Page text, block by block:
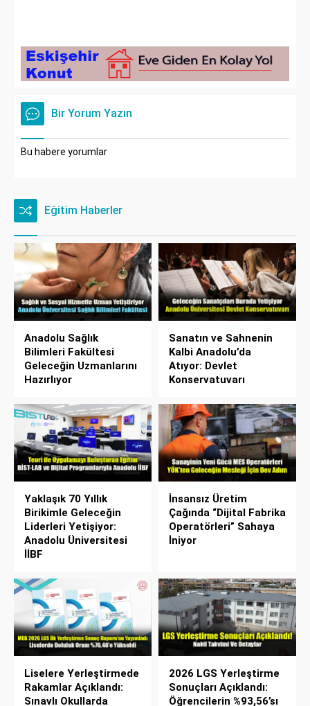
Bir Yorum Yazın
Bu habere yorumlar
Eğitim Haberler
Anadolu Sağlık
Bilimleri Fakültesi
Geleceğin Uzmanlarını
Hazırlıyor
Sanatın ve Sahnenin
Kalbi Anadolu’da
Atıyor: Devlet
Konservatuvarı
Yaklaşık 70 Yıllık
Birikimle Geleceğin
Liderleri Yetişiyor:
Anadolu Üniversitesi
İİBF
İnsansız Üretim
Çağında “Dijital Fabrika
Operatörleri” Sahaya
İniyor
Liselere Yerleştirmede
Rakamlar Açıklandı:
Sınavlı Okullarda
2026 LGS Yerleştirme
Sonuçları Açıklandı:
Öğrencilerin %93,56’sı